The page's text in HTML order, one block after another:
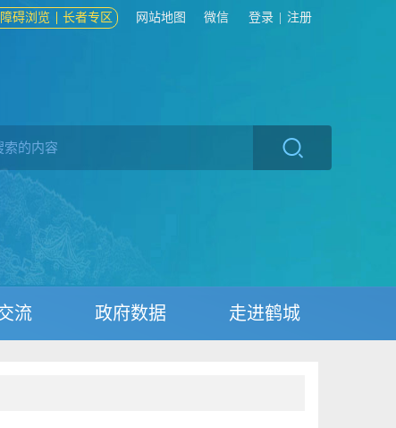
碍浏览 长者专区 网站地图 微信 登录 注册
流 政府数据 走进鹤城